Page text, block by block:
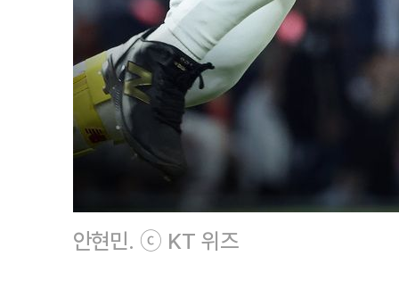
안현민. ⓒ KT 위즈